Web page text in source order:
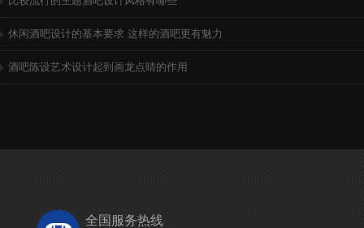
休闲酒吧设计的基本要求 这样的酒吧更有魅力
酒吧陈设艺术设计起到画龙点睛的作用
全国服务热线